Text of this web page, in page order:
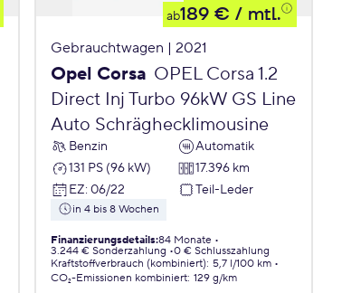
ab189 € / mtl.
Gebrauchtwagen | 2021
Opel Corsa OPEL Corsa 1.2
Direct Inj Turbo 96kW GS Line
Auto Schräghecklimousine
Benzin
Automatik
131 PS (96 kW)
17.396 km
EZ: 06/22 Teil-Leder
in 4 bis 8 Wochen
Finanzierungsdetails:84 Monate
3.244 € Sonderzahlung 0 € Schlusszahlung
Kraftstoffverbrauch (kombiniert): 5,7 l/100 km
CO₂-Emissionen kombiniert: 129 g/km